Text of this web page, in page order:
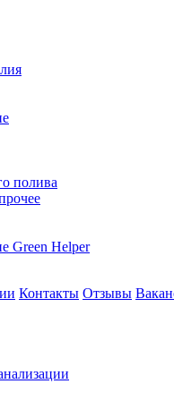
полива
Green Helper
Контакты Отзывы